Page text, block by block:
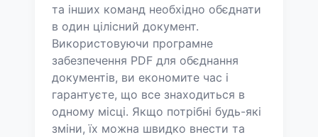
та інших команд необхідно обєднати
в один цілісний документ.
Використовуючи програмне
забезпечення PDF для обєднання
документів, ви економите час і
гарантуєте, що все знаходиться в
одному місці. Якщо потрібні будь-які
зміни, їх можна швидко внести та